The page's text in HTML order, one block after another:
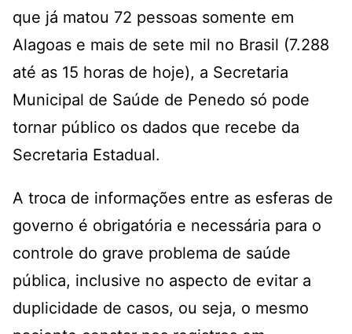
que já matou 72 pessoas somente em
Alagoas e mais de sete mil no Brasil (7.288
até as 15 horas de hoje), a Secretaria
Municipal de Saúde de Penedo só pode
tornar público os dados que recebe da
Secretaria Estadual.
A troca de informações entre as esferas de
governo é obrigatória e necessária para o
controle do grave problema de saúde
pública, inclusive no aspecto de evitar a
duplicidade de casos, ou seja, o mesmo